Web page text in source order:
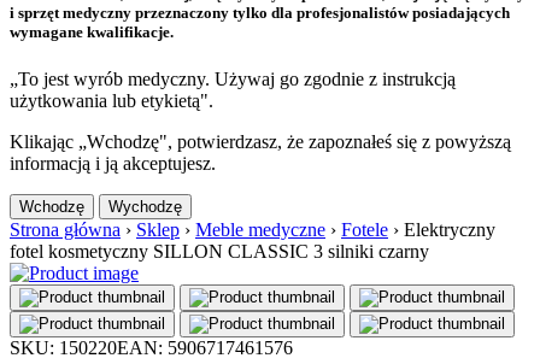
i sprzęt medyczny przeznaczony tylko dla profesjonalistów posiadających
wymagane kwalifikacje.
„To jest wyrób medyczny. Używaj go zgodnie z instrukcją
użytkowania lub etykietą".
Klikając „Wchodzę", potwierdzasz, że zapoznałeś się z powyższą
informacją i ją akceptujesz.
Wchodzę Wychodzę
Strona główna › Sklep › Meble medyczne › Fotele › Elektryczny
fotel kosmetyczny SILLON CLASSIC 3 silniki czarny
SKU: 150220EAN: 5906717461576